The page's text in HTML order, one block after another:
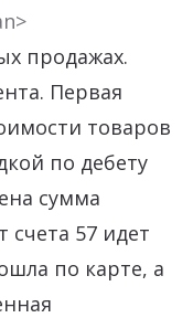
продажах.
Первая
товаров
по дебету
сумма
57 идет
по карте, а